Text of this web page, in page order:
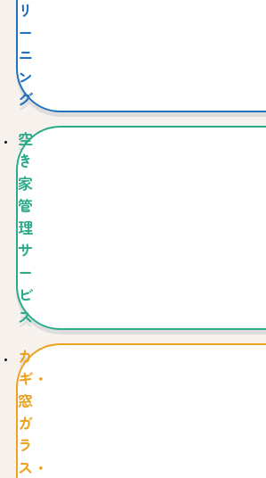
リ
ー
ニ
ン
グ
空
き
家
管
理
サ
ー
ビ
ス
カ
ギ・
窓
ガ
ラ
ス・